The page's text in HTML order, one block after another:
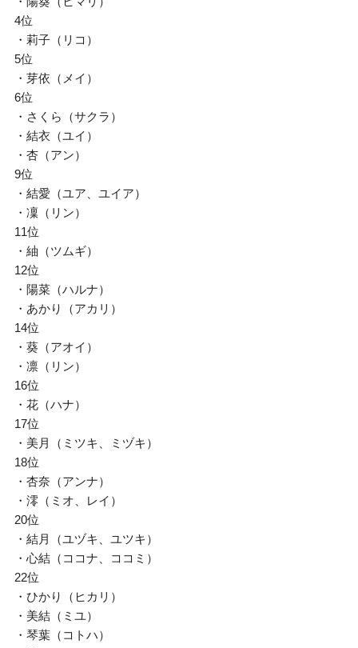
4位
・莉子（リコ）
5位
・芽依（メイ）
6位
・さくら（サクラ）
・結衣（ユイ）
・杏（アン）
9位
・結愛（ユア、ユイア）
・凜（リン）
11位
・紬（ツムギ）
12位
・陽菜（ハルナ）
・あかり（アカリ）
14位
・葵（アオイ）
・凛（リン）
16位
・花（ハナ）
17位
・美月（ミツキ、ミヅキ）
18位
・杏奈（アンナ）
・澪（ミオ、レイ）
20位
・結月（ユヅキ、ユツキ）
・心結（ココナ、ココミ）
22位
・ひかり（ヒカリ）
・美結（ミユ）
・琴葉（コトハ）